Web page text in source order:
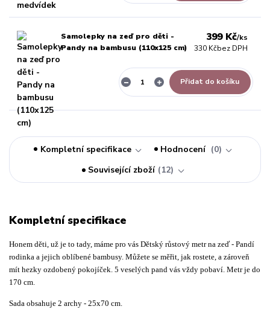
Samolepky na zeď pro děti -
Pandy na bambusu (110x125 cm)
399 Kč/ks
330 Kčbez DPH
Přidat do košíku
Kompletní specifikace Hodnocení
0
Související zboží
12
Kompletní specifikace
Honem děti, už je to tady, máme pro vás Dětský růstový metr na zeď - Pandí
rodinka a jejich oblíbené bambusy. Můžete se měřit, jak rostete, a zároveň
mít hezky ozdobený pokojíček. 5 veselých pand vás vždy pobaví. Metr je do
170 cm.
Sada obsahuje 2 archy - 25x70 cm.